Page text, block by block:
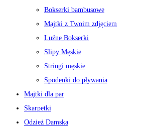
Bokserki bambusowe
Majtki z Twoim zdjęciem
Luźne Bokserki
Slipy Męskie
Stringi męskie
Spodenki do pływania
Majtki dla par
Skarpetki
Odzież Damska